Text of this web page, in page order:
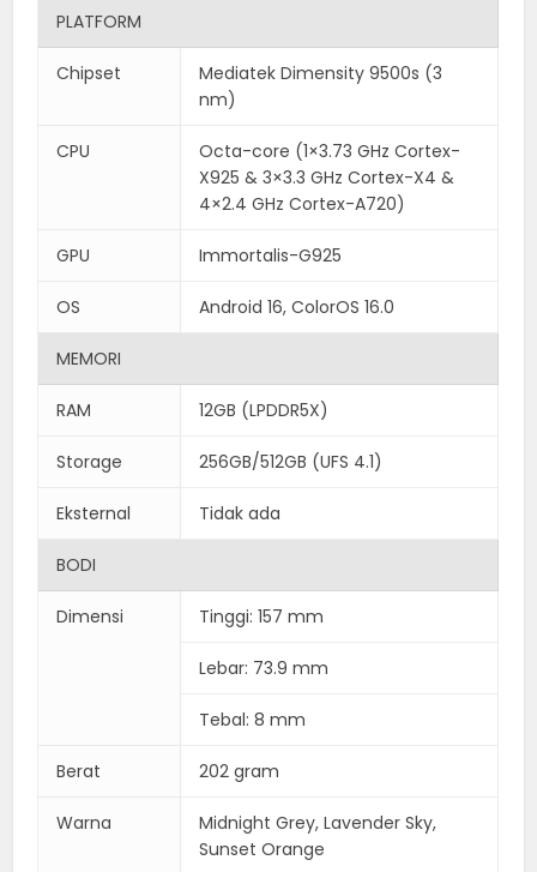
PLATFORM
Chipset
Mediatek Dimensity 9500s (3
nm)
CPU
Octa-core (1×3.73 GHz Cortex-
X925 & 3×3.3 GHz Cortex-X4 &
4×2.4 GHz Cortex-A720)
GPU Immortalis-G925
OS Android 16, ColorOS 16.0
MEMORI
RAM 12GB (LPDDR5X)
Storage 256GB/512GB (UFS 4.1)
Eksternal Tidak ada
BODI
Dimensi Tinggi: 157 mm
Lebar: 73.9 mm
Tebal: 8 mm
Berat 202 gram
Warna
Midnight Grey, Lavender Sky,
Sunset Orange